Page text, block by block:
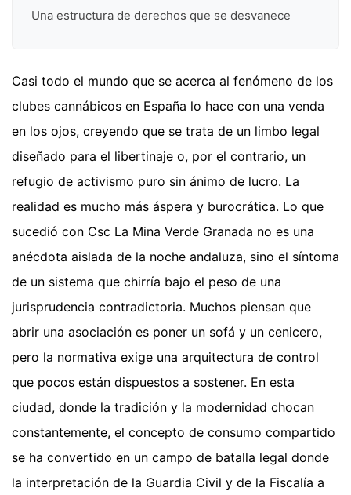
Una estructura de derechos que se desvanece
Casi todo el mundo que se acerca al fenómeno de los
clubes cannábicos en España lo hace con una venda
en los ojos, creyendo que se trata de un limbo legal
diseñado para el libertinaje o, por el contrario, un
refugio de activismo puro sin ánimo de lucro. La
realidad es mucho más áspera y burocrática. Lo que
sucedió con Csc La Mina Verde Granada no es una
anécdota aislada de la noche andaluza, sino el síntoma
de un sistema que chirría bajo el peso de una
jurisprudencia contradictoria. Muchos piensan que
abrir una asociación es poner un sofá y un cenicero,
pero la normativa exige una arquitectura de control
que pocos están dispuestos a sostener. En esta
ciudad, donde la tradición y la modernidad chocan
constantemente, el concepto de consumo compartido
se ha convertido en un campo de batalla legal donde
la interpretación de la Guardia Civil y de la Fiscalía a